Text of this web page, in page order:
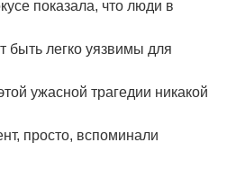
показала, что люди в
быть легко уязвимы для
ужасной трагедии никакой
просто, вспоминали